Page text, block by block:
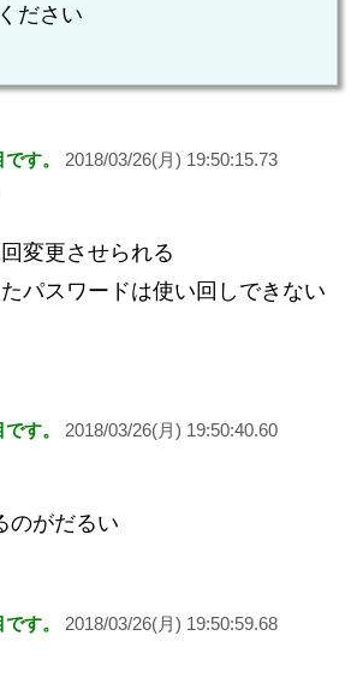
ださい
す。
2018/03/26(月) 19:50:15.73
変更させられる
パスワードは使い回しできない
す。
2018/03/26(月) 19:50:40.60
のがだるい
す。
2018/03/26(月) 19:50:59.68